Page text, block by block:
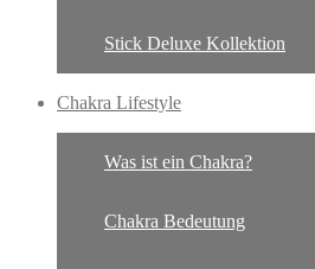
Stick Deluxe Kollektion
Chakra Lifestyle
Was ist ein Chakra?
Chakra Bedeutung